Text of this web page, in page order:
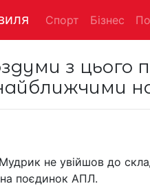
Спорт Бізнес
з
Мудрик не увійшов до
на поєдинок АПЛ.